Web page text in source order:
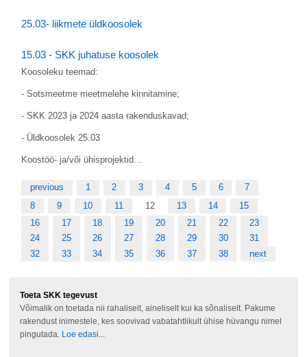
25.03- liikmete üldkoosolek
15.03 - SKK juhatuse koosolek
Koosoleku teemad:
- Sotsmeetme meetmelehe kinnitamine;
- SKK 2023 ja 2024 aasta rakenduskavad;
- Üldkoosolek 25.03
Koostöö- ja/või ühisprojektid…
previous 1 2 3 4 5 6
7
8
9 10 11 12 13 14
15
16
17 18 19 20 21 22
23
24
25 26 27 28 29 30
31
32
33 34 35 36 37 38 next
Toeta SKK tegevust
Võimalik on toetada nii rahaliselt, aineliselt kui ka sõnaliselt. Pakume
rakendust inimestele, kes soovivad vabatahtlikult ühise hüvangu nimel
pingutada.
Loe edasi...